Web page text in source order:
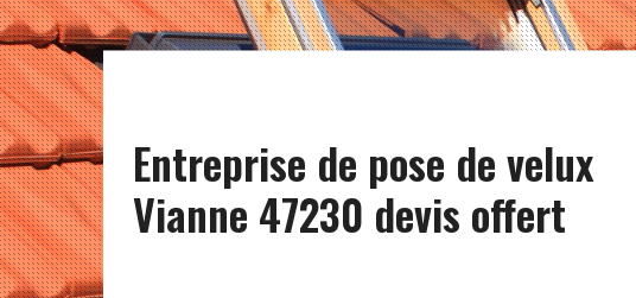
Entreprise de pose de velux
Vianne 47230 devis offert